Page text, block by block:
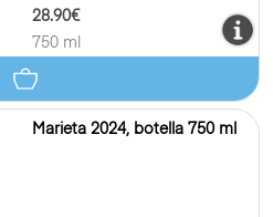
28.90€
750 ml
Marieta 2024, botella 750 ml